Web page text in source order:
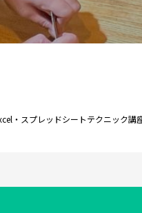
・スプレッドシートテクニック講